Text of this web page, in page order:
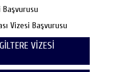
Başvurusu
Vizesi Başvurusu
VİZESİ